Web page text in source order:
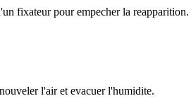
fixateur pour empecher la reapparition.
l'air et evacuer l'humidite.